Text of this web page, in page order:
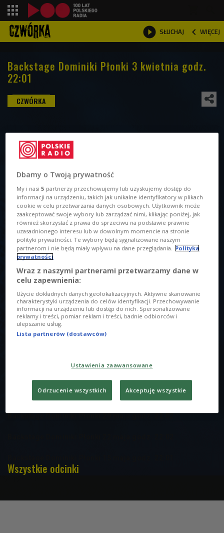
 SŁUCHAJ  WIĘCEJ

Backstage Dominiki Płonki 3 kwietnia godz.
22:01
O AUDYCJI
00:00 00:00
Backstage Dominiki Płonki 3 kwietnia godz. 22:01
Backstage Dominiki Płonki 5 czerwca godz. 22:02
Backstage Dominiki Płonki 29 maja godz. 22:02
Wszystkie odcinki
Dbamy o Twoją prywatność
My i nasi5 partnerzy przechowujemy lub uzyskujemy dostęp do
informacji na urządzeniu, takich jak unikalne identyfikatory w plikach
cookie w celu przetwarzania danych osobowych. Użytkownik może
zaakceptować swoje wybory lub zarządzać nimi, klikając poniżej, jak
również skorzystać z prawa do sprzeciwu na podstawie prawnie
uzasadnionego interesu lub w dowolnym momencie na stronie
polityki prywatności. Te wybory będą sygnalizowane naszym
partnerom i nie będą miały wpływu na dane przeglądania. Polityka
prywatności
Wraz z naszymi partnerami przetwarzamy dane w
celu zapewnienia:
Użycie dokładnych danych geolokalizacyjnych. Aktywne skanowanie
charakterystyki urządzenia do celów identyfikacji. Przechowywanie
informacji na urządzeniu lub dostęp do nich. Spersonalizowane
reklamy i treści, pomiar reklam i treści, badnie odbiorców i
ulepszanie usług.
Lista partnerów (dostawców)
Ustawienia zaawansowane
Odrzucenie wszystkich Akceptuję wszystkie